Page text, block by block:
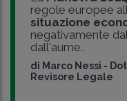
regole europee
situazione
negativamente
dall'aume..
di Marco Nessi -
Revisore Legale